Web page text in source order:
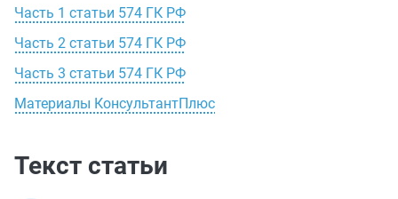
Часть 1 статьи 574 ГК РФ
Часть 2 статьи 574 ГК РФ
Часть 3 статьи 574 ГК РФ
Материалы КонсультантПлюс
Текст статьи